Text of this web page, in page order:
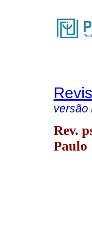
versão
Rev.
Paulo